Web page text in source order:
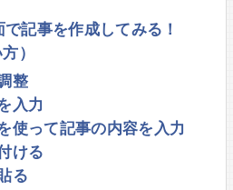
記事を作成してみる！
）
整
入力
使って記事の内容を入力
ける
る